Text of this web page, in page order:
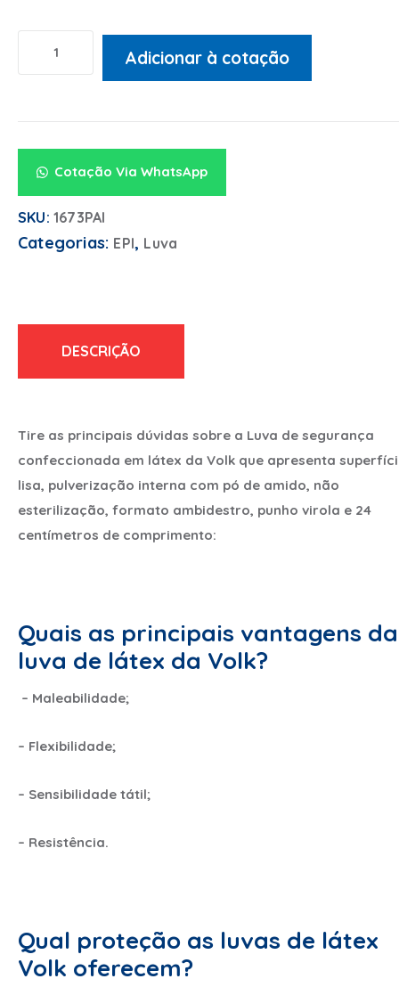
Adicionar à cotação
Cotação Via WhatsApp
SKU: 1673PAI
Categorias: EPI, Luva
DESCRIÇÃO
Tire as principais dúvidas sobre a Luva de segurança
confeccionada em látex da Volk que apresenta
lisa, pulverização interna com pó de amido, não
esterilização, formato ambidestro, punho virola e 24
centímetros de comprimento:
Quais as principais vantagens da
luva de látex da Volk?
– Maleabilidade;
– Flexibilidade;
– Sensibilidade tátil;
– Resistência.
Qual proteção as luvas de látex
Volk oferecem?